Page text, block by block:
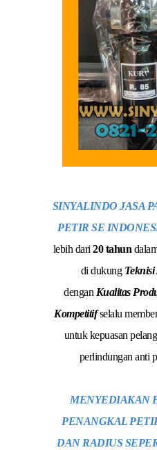
SINYALINDO JASA
PETIR SE
lebih dari20 tahun
di dukung
dengan Kualitas
Kompetitifselalu
untuk kepuasan
perlindungan anti
MENYEDIAKAN
PENANGKAL
DAN RADIUS